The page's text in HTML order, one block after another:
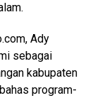
Ady
sebagai
kabupaten
program-